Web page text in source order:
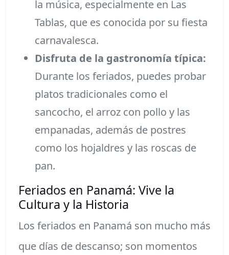
la música, especialmente en Las
Tablas, que es conocida por su fiesta
carnavalesca.
Disfruta de la gastronomía típica:
Durante los feriados, puedes probar
platos tradicionales como el
sancocho, el arroz con pollo y las
empanadas, además de postres
como los hojaldres y las roscas de
pan.
Feriados en Panamá: Vive la
Cultura y la Historia
Los feriados en Panamá son mucho más
que días de descanso; son momentos